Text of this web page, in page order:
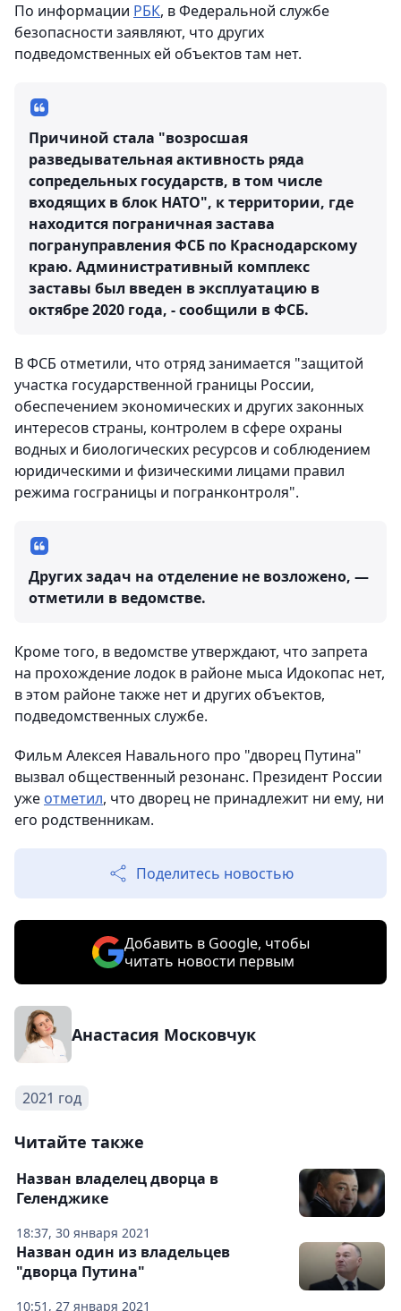
По информации РБК, в Федеральной службе
безопасности заявляют, что других
подведомственных ей объектов там нет.
Причиной стала "возросшая
разведывательная активность ряда
сопредельных государств, в том числе
входящих в блок НАТО", к территории, где
находится пограничная застава
погрануправления ФСБ по Краснодарскому
краю. Административный комплекс
заставы был введен в эксплуатацию в
октябре 2020 года, - сообщили в ФСБ.
В ФСБ отметили, что отряд занимается "защитой
участка государственной границы России,
обеспечением экономических и других законных
интересов страны, контролем в сфере охраны
водных и биологических ресурсов и соблюдением
юридическими и физическими лицами правил
режима госграницы и погранконтроля".
Других задач на отделение не возложено, —
отметили в ведомстве.
Кроме того, в ведомстве утверждают, что запрета
на прохождение лодок в районе мыса Идокопас нет,
в этом районе также нет и других объектов,
подведомственных службе.
Фильм Алексея Навального про "дворец Путина"
вызвал общественный резонанс. Президент России
уже отметил, что дворец не принадлежит ни ему, ни
его родственникам.
Поделитесь новостью
Добавить в Google, чтобы
читать новости первым
Анастасия Московчук
2021 год
Читайте также
18:37, 30 января 2021
Назван владелец дворца в
Геленджике
10:51, 27 января 2021
Назван один из владельцев
"дворца Путина"